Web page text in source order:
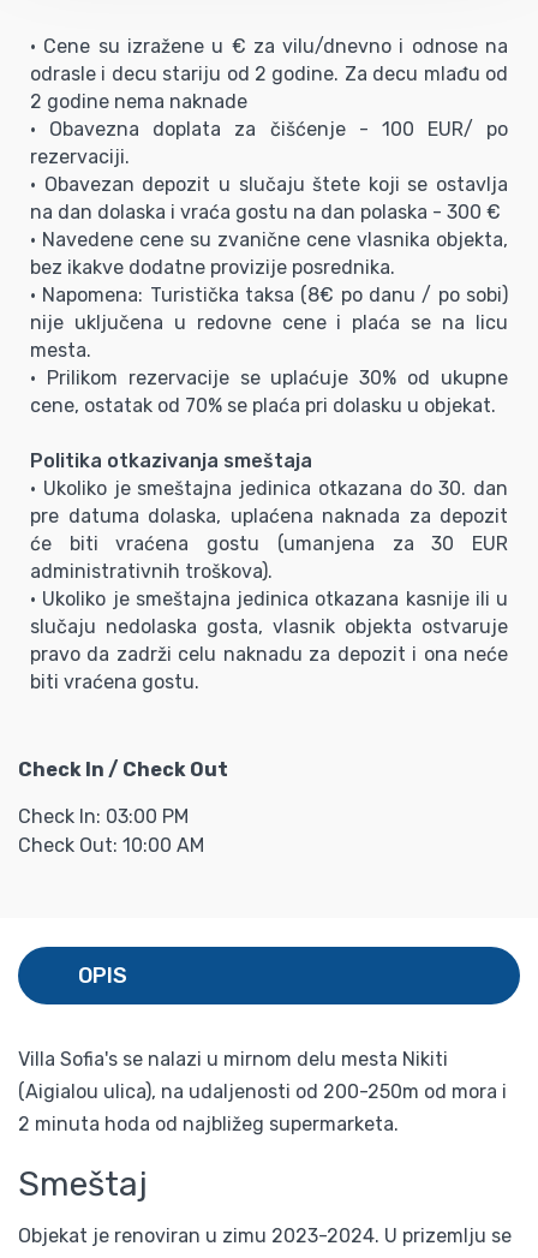
• Cene su izražene u € za vilu/dnevno i odnose na
odrasle i decu stariju od 2 godine. Za decu mlađu od
2 godine nema naknade
• Obavezna doplata za čišćenje - 100 EUR/ po
rezervaciji.
• Obavezan depozit u slučaju štete koji se ostavlja
na dan dolaska i vraća gostu na dan polaska - 300 €
• Navedene cene su zvanične cene vlasnika objekta,
bez ikakve dodatne provizije posrednika.
• Napomena: Turistička taksa (8€ po danu / po sobi)
nije uključena u redovne cene i plaća se na licu
mesta.
• Prilikom rezervacije se uplaćuje 30% od ukupne
cene, ostatak od 70% se plaća pri dolasku u objekat.
Politika otkazivanja smeštaja
• Ukoliko je smeštajna jedinica otkazana do 30. dan
pre datuma dolaska, uplaćena naknada za depozit
će biti vraćena gostu (umanjena za 30 EUR
administrativnih troškova).
• Ukoliko je smeštajna jedinica otkazana kasnije ili u
slučaju nedolaska gosta, vlasnik objekta ostvaruje
pravo da zadrži celu naknadu za depozit i ona neće
biti vraćena gostu.
Check In / Check Out
Check In: 03:00 PM
Check Out: 10:00 AM
OPIS
Villa Sofia's se nalazi u mirnom delu mesta Nikiti
(Aigialou ulica), na udaljenosti od 200-250m od mora i
2 minuta hoda od najbližeg supermarketa.
Smeštaj
Objekat je renoviran u zimu 2023-2024. U prizemlju se